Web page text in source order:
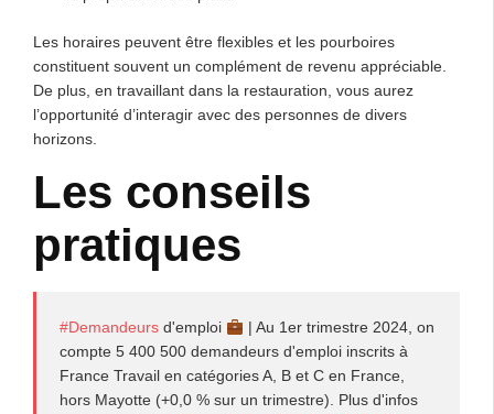
Les horaires peuvent être flexibles et les pourboires
constituent souvent un complément de revenu appréciable.
De plus, en travaillant dans la restauration, vous aurez
l’opportunité d’interagir avec des personnes de divers
horizons.
Les conseils
pratiques
#Demandeurs d'emploi
| Au 1er trimestre 2024, on
compte 5 400 500 demandeurs d'emploi inscrits à
France Travail en catégories A, B et C en France,
hors Mayotte (+0,0 % sur un trimestre). Plus d'infos